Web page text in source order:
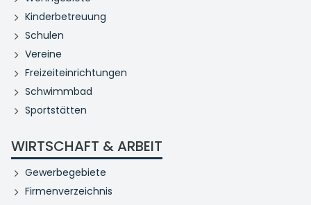
Kinderbetreuung
Schulen
Vereine
Freizeiteinrichtungen
Schwimmbad
Sportstätten
WIRTSCHAFT & ARBEIT
Gewerbegebiete
Firmenverzeichnis